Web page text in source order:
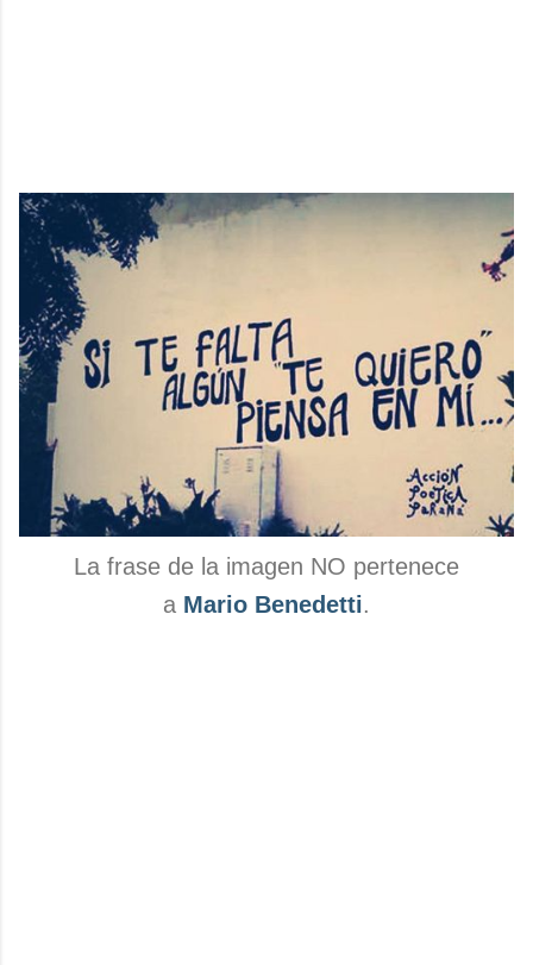
La frase de la imagen NO pertenece
a Mario Benedetti.